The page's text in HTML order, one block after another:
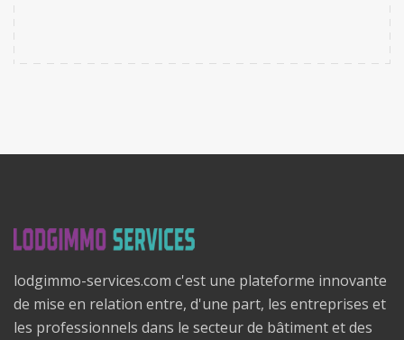
lodgimmo-services.com c'est une plateforme innovante
de mise en relation entre, d'une part, les entreprises et
les professionnels dans le secteur de bâtiment et des